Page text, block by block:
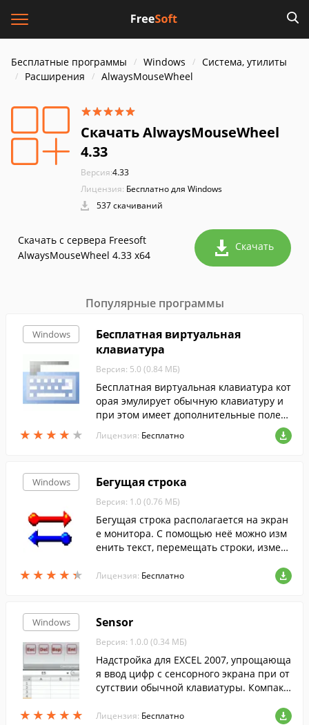
Бесплатные программы Windows
Система, утилиты
Расширения
AlwaysMouseWheel
Скачать AlwaysMouseWheel
4.33
Версия:4.33
Лицензия: Бесплатно для Windows
537 скачиваний
Скачать с сервера Freesoft
AlwaysMouseWheel 4.33 x64
Скачать
Популярные программы
Windows
★ ★ ★ ★ ★
★ ★ ★ ★ ★
Бесплатная виртуальная
клавиатура
Версия: 5.0 (0.84 МБ)
Бесплатная виртуальная клавиатура кот
орая эмулирует обычную клавиатуру и
при этом имеет дополнительные полезн
Лицензия: Бесплатно
Windows
★ ★ ★ ★ ★
★ ★ ★ ★ ★
Бегущая строка
Версия: 1.0 (0.76 МБ)
Бегущая строка располагается на экран
е монитора. С помощью неё можно изм
енить текст, перемещать строки, измен
Лицензия: Бесплатно
Windows
★ ★ ★ ★ ★
★ ★ ★ ★ ★
Sensor
Версия: 1.0.0 (0.34 МБ)
Надстройка для EXCEL 2007, упрощающа
я ввод цифр с сенсорного экрана при от
сутствии обычной клавиатуры. Компакт
понятный дружественный интерфейс .
Лицензия: Бесплатно